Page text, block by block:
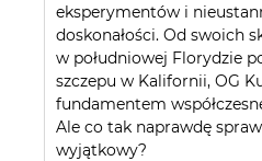
eksperymentów i
doskonałości. Od swoich
w południowej Florydzie
szczepu w Kalifornii, OG
fundamentem
Ale co tak naprawdę
wyjątkowy?